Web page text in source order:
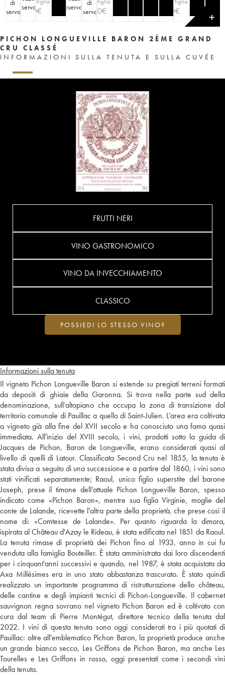
di
riserva)riserva)
90€
riserva
di
riserva)
100€ 90€
✕
PICHON LONGUEVILLE BARON 2ÈME GRAND
CRU CLASSÉ
INFORMAZIONI SULLA TENUTA E SULLA CUVÉE
Informazioni sulla tenuta
Il vigneto Pichon Longueville Baron si estende su pregiati terreni formati
da depositi di ghiaie della Garonna. Si trova nella parte sud della
denominazione, sull’altopiano che occupa la zona di transizione dal
territorio comunale di Pauillac a quello di Saint-Julien. L’area era coltivata
a vigneto già alla fine del XVII secolo e ha conosciuto una fama quasi
immediata. All'inizio del XVIII secolo, i vini, prodotti sotto la guida di
Jacques de Pichon, Baron de Longueville, erano considerati quasi al
livello di quelli di Latour. Classificata Second Cru nel 1855, la tenuta è
stata divisa a seguito di una successione e a partire dal 1860, i vini sono
stati vinificati separatamente; Raoul, unico figlio superstite del barone
Joseph, prese il timone dell’attuale Pichon Longueville Baron, spesso
indicato come «Pichon Baron», mentre sua figlia Virginie, moglie del
conte de Lalande, ricevette l'altra parte della proprietà, che prese così il
nome di: «Comtesse de Lalande». Per quanto riguarda la dimora,
ispirata al Château d'Azay le Rideau, è stata edificata nel 1851 da Raoul.
La tenuta rimase di proprietà dei Pichon fino al 1933, anno in cui fu
venduta alla famiglia Bouteiller. È stata amministrata dai loro discendenti
per i cinquant'anni successivi e quando, nel 1987, è stata acquistata da
Axa Millésimes era in uno stato abbastanza trascurato. È stato quindi
realizzato un importante programma di ristrutturazione dello château,
delle cantine e degli impianti tecnici di Pichon-Longueville. Il cabernet
sauvignon regna sovrano nel vigneto Pichon Baron ed è coltivato con
cura dal team di Pierre Montégut, direttore tecnico della tenuta dal
2022. I vini di questa tenuta sono oggi considerati tra i più quotati di
Pauillac: oltre all'emblematico Pichon Baron, la proprietà produce anche
un grande bianco secco, Les Griffons de Pichon Baron, ma anche Les
Tourelles e Les Griffons in rosso, oggi presentati come i secondi vini
della tenuta.
FRUTTI NERI
VINO GASTRONOMICO
VINO DA INVECCHIAMENTO
CLASSICO
POSSIEDI LO STESSO VINO?